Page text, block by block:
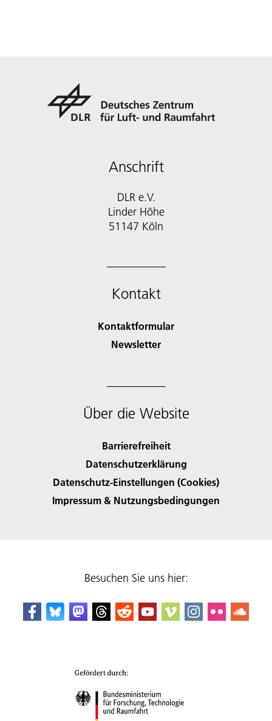
Anschrift
DLR e.V.
Linder Höhe
51147 Köln
Kontakt
Kontaktformular
Newsletter
Über die Website
Barrierefreiheit
Datenschutzerklärung
Datenschutz-Einstellungen (Cookies)
Impressum & Nutzungsbedingungen
Besuchen Sie uns hier: